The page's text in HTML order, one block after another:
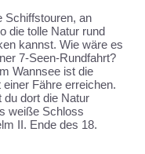
Schiffstouren, an
die tolle Natur rund
kannst. Wie wäre es
7-Seen-Rundfahrt?
Wannsee ist die
Fähre erreichen.
du dort die Natur
weiße Schloss
II. Ende des 18.